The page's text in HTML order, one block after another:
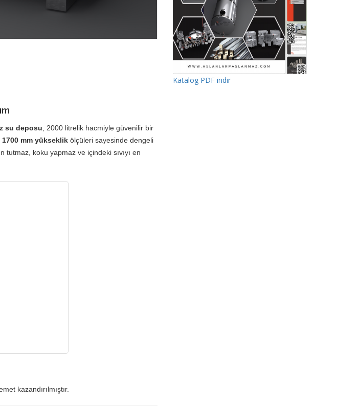
su deposu, 2000 litrelik hacmiyle güvenilir bir
1700 mm yükseklik ölçüleri sayesinde dengeli
tutmaz, koku yapmaz ve içindeki sıvıyı en
kazandırılmıştır.
Katalog PDF indir